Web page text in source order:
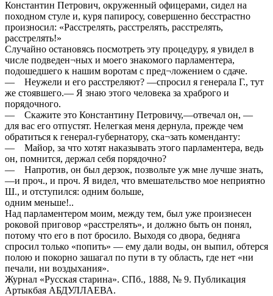
Константин Петрович, окруженный офицерами, сидел на
походном стуле и, куря папиросу, совершенно бесстрастно
произносил: «Расстрелять, расстрелять, расстрелять,
расстрелять!»
Случайно остановясь посмотреть эту процедуру, я увидел в
числе подведен¬ных и моего знакомого парламентера,
подошедшего к нашим воротам с пред¬ложением о сдаче.
— Неужели и его расстреляют? —спросил я генерала Г., тут
же стоявшего.— Я знаю этого человека за храброго и
порядочного.
— Скажите это Константину Петровичу,—отвечал он, —
для вас его отпустят. Нелегкая меня дернула, прежде чем
обратиться к генерал-губернатору, ска¬зать коменданту:
— Майор, за что хотят наказывать этого парламентера, ведь
он, помнится, держал себя порядочно?
— Напротив, он был дерзок, позвольте уж мне лучше знать,
—и проч., и проч. Я видел, что вмешательство мое неприятно
Ш., и отступился: одним больше,
одним меньше!..
Над парламентером моим, между тем, был уже произнесен
роковой приговор «расстрелять», и должно быть он понял,
потому что его в пот бросило. Выходя со двора, бедняга
спросил только «попить» — ему дали воды, он выпил, обтерся
полою и покорно зашагал по пути в ту область, где нет «ни
печали, ни воздыхания».
Журнал «Русская старина». СПб., 1888, № 9. Публикация
Артыкбая АБДУЛЛАЕВА.